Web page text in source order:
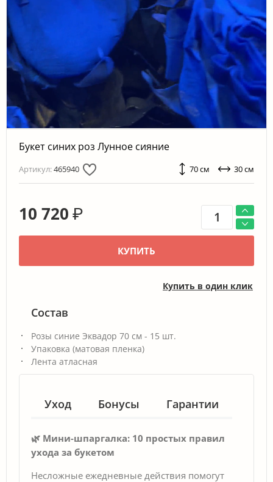
Букет синих роз Лунное сияние
Артикул:465940 70 см 30 см
10 720 ₽
КУПИТЬ
Купить в один клик
Состав
Розы синие Эквадор 70 см - 15 шт.
Упаковка (матовая пленка)
Лента атласная
Уход Бонусы Гарантии
🌿 Мини-шпаргалка: 10 простых правил
ухода за букетом
Несложные ежедневные действия помогут